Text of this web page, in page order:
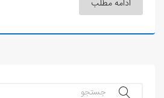
ادامه مطلب
جستجو...